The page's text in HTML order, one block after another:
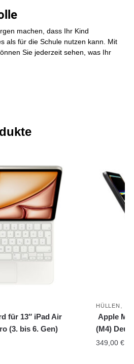
machen, dass Ihr Kind
als für die Schule nutzen kann. Mit
Sie jederzeit sehen, was Ihr
für 13″ iPad Air
(3. bis 6. Gen)
HÜLLEN
Apple
(M4)
349,00€